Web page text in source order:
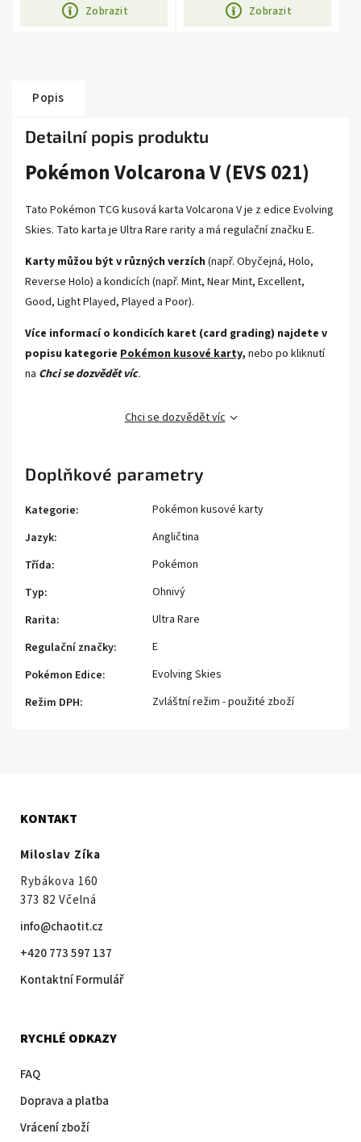
Zobrazit Zobrazit
Popis
Detailní popis produktu
Pokémon Volcarona V (EVS 021)
Tato Pokémon TCG kusová karta Volcarona V je z edice Evolving
Skies. Tato karta je Ultra Rare rarity a má regulační značku E.
Karty můžou být v různých verzích (např. Obyčejná, Holo,
Reverse Holo) a kondicích (např. Mint, Near Mint, Excellent,
Good, Light Played, Played a Poor).
Více informací o kondicích karet (card grading) najdete v
popisu kategorie Pokémon kusové karty, nebo po kliknutí
na Chci se dozvědět víc.
Chci se dozvědět víc
Doplňkové parametry
Kategorie:
Pokémon kusové karty
Jazyk:
Angličtina
Třída:
Pokémon
Typ:
Ohnivý
Rarita:
Ultra Rare
Regulační značky:
E
Pokémon Edice:
Evolving Skies
Režim DPH: Zvláštní režim - použité zboží
KONTAKT
Miloslav Zíka
Rybákova 160
373 82 Včelná
info@chaotit.cz
+420 773 597 137
Kontaktní Formulář
RYCHLÉ ODKAZY
FAQ
Doprava a platba
Vrácení zboží